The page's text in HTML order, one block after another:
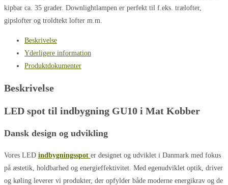
kipbar ca. 35 grader. Downlightlampen er perfekt til f.eks. trælofter,
gipslofter og troldtekt lofter m.m.
Beskrivelse
Yderligere information
Produktdokumenter
Beskrivelse
LED spot til indbygning GU10 i Mat Kobber
Dansk design og udvikling
Vores LED indbygningsspot er designet og udviklet i Danmark med fokus
på æstetik, holdbarhed og energieffektivitet. Med egenudviklet optik, driver
og køling leverer vi produkter, der opfylder både moderne energikrav og de